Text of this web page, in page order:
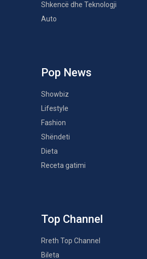
Shkencë dhe Teknologji
Auto
Pop News
Showbiz
Lifestyle
Fashion
Shëndeti
Dieta
Receta gatimi
Top Channel
Rreth Top Channel
Bileta